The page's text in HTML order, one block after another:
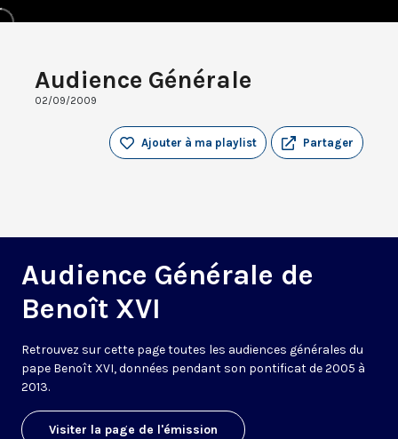
Audience Générale
02/09/2009
Partager
Ajouter à ma playlist
Audience Générale de
Benoît XVI
Retrouvez sur cette page toutes les audiences générales du
pape Benoît XVI, données pendant son pontificat de 2005 à
2013.
Visiter la page de l'émission